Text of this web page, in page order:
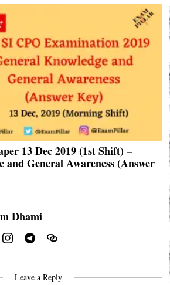
13 Dec 2019 (1st Shift) –
and General Awareness (Answer
Dhami
Leave a Reply